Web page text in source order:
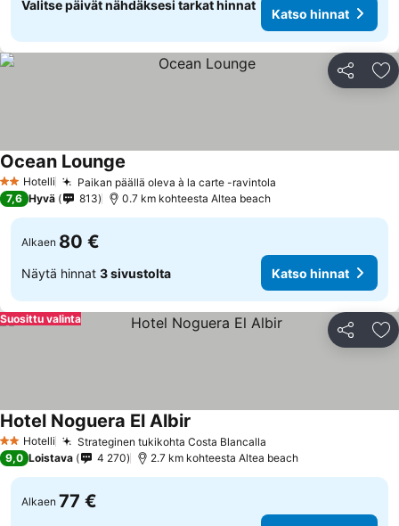
Valitse päivät nähdäksesi tarkat hinnat
Katso hinnat
Jaa
2 Tähtiluokitus
Hotelli Paikan päällä oleva à la carte -ravintola
Ocean Lounge
7,6 Hyvä 813 0.7 km kohteesta Altea beach
Alkaen 80 €
Näytä hinnat 3 sivustolta Katso hinnat
Jaa
Suosittu valinta
2 Tähtiluokitus
Hotelli Strateginen tukikohta Costa Blancalla
Hotel Noguera El Albir
9,0 Loistava 4 270 2.7 km kohteesta Altea beach
Alkaen 77 €